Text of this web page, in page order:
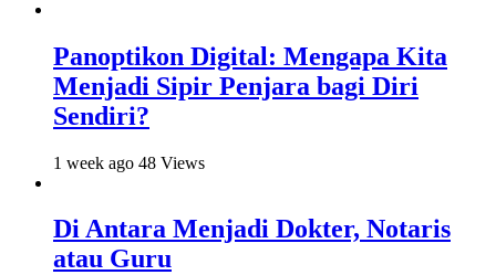
Panoptikon Digital: Mengapa Kita
Menjadi Sipir Penjara bagi Diri
Sendiri?
1 week ago 48 Views
Di Antara Menjadi Dokter, Notaris
atau Guru